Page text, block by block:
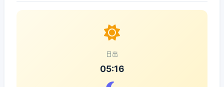
日出
05:16